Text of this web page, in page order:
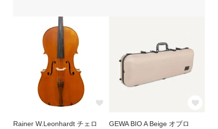
Rainer W.Leonhardt チェロ
GEWA BIO A Beige オブロ